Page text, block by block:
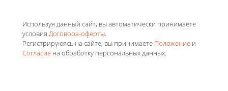
Используя данный сайт, вы автоматически принимаете
условия Договора-оферты.
Регистрируюясь на сайте, вы принимаете Положение и
Согласие на обработку персональных данных.